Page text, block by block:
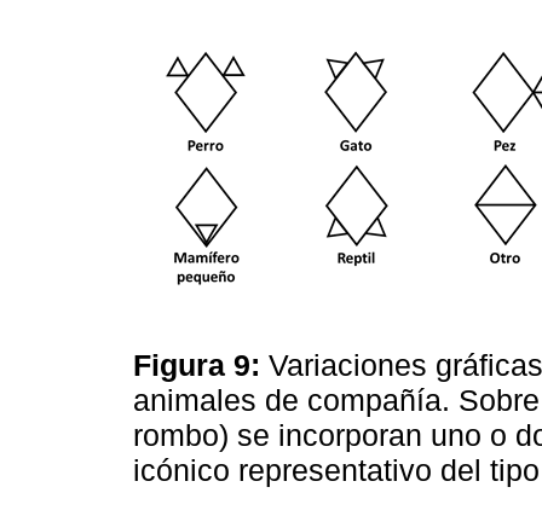
Figura 9: Variaciones
animales de compañía.
rombo) se incorporan uno o
icónico representativo del